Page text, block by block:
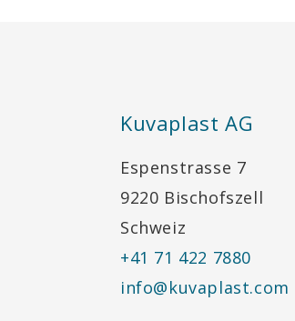
Kuvaplast AG
Espenstrasse 7
9220 Bischofszell
Schweiz
+41 71 422 7880
info@kuvaplast.com